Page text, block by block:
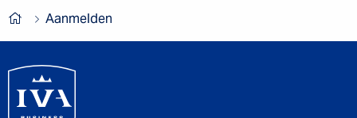
Aanmelden